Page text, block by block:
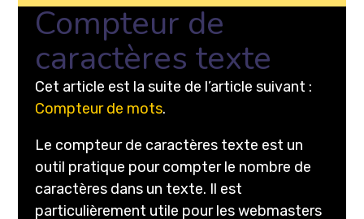
Compteur de
caractères texte
Cet article est la suite de l’article suivant :
Compteur de mots.
Le compteur de caractères texte est un
outil pratique pour compter le nombre de
caractères dans un texte. Il est
particulièrement utile pour les webmasters